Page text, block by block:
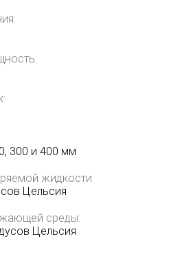
300 и 400 мм
жидкости:
Цельсия
среды:
Цельсия